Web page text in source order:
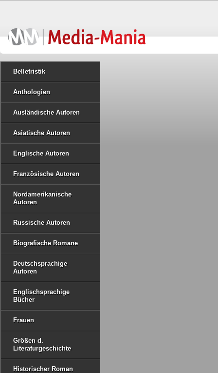
Belletristik
Anthologien
Ausländische Autoren
Asiatische Autoren
Englische Autoren
Französische Autoren
Nordamerikanische
Autoren
Russische Autoren
Biografische Romane
Deutschsprachige
Autoren
Englischsprachige
Bücher
Frauen
Größen d.
Literaturgeschichte
Historischer Roman